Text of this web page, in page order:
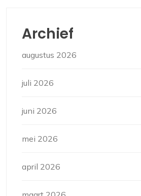
Archief
augustus 2026
juli 2026
juni 2026
mei 2026
april 2026